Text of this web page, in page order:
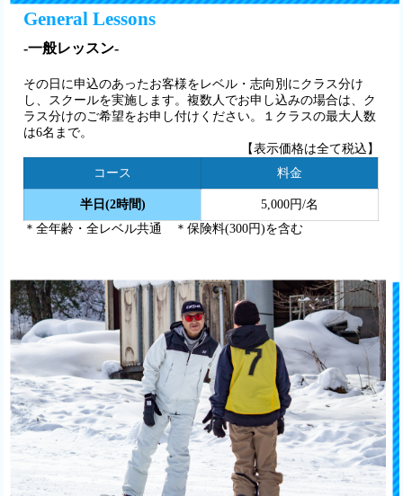
General Lessons
-一般レッスン-
その日に申込のあったお客様をレベル・志向別にクラス分け
し、スクールを実施します。複数人でお申し込みの場合は、ク
ラス分けのご希望をお申し付けください。１クラスの最大人数
は6名まで。
【表示価格は全て税込】
コース
料金
半日(2時間)
5,000円/名
＊全年齢・全レベル共通 ＊保険料(300円)を含む